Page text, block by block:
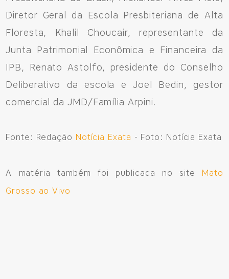
Diretor Geral da Escola Presbiteriana de Alta
Floresta, Khalil Choucair, representante da
Junta Patrimonial Econômica e Financeira da
IPB, Renato Astolfo, presidente do Conselho
Deliberativo da escola e Joel Bedin, gestor
comercial da JMD/Família Arpini.
Fonte: Redação Notícia Exata - Foto: Notícia Exata
A matéria também foi publicada no site Mato
Grosso ao Vivo